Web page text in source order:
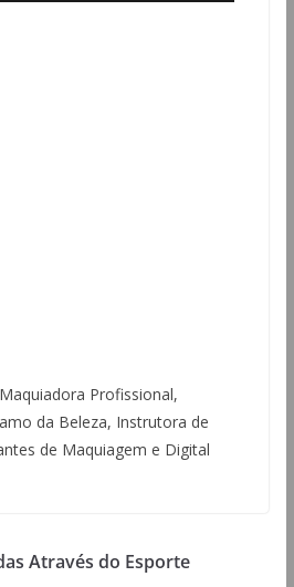
Profissional,
da Beleza, Instrutora de
de Maquiagem e Digital
Através do Esporte